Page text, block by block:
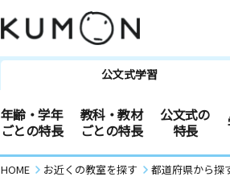
公文式学習
年齢・学年
ごとの特長
教科・教材
ごとの特長
公文式の
特長
HOME お近くの教室を探す 都道府県から探